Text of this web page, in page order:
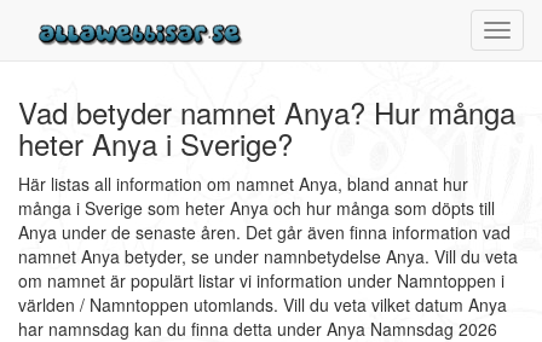
Vad betyder namnet Anya? Hur många
heter Anya i Sverige?
Här listas all information om namnet Anya, bland annat hur
många i Sverige som heter Anya och hur många som döpts till
Anya under de senaste åren. Det går även finna information vad
namnet Anya betyder, se under namnbetydelse Anya. Vill du veta
om namnet är populärt listar vi information under Namntoppen i
världen / Namntoppen utomlands. Vill du veta vilket datum Anya
har namnsdag kan du finna detta under Anya Namnsdag 2026